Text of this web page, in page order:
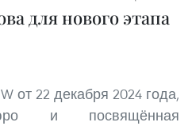
для нового этапа
от 22 декабря 2024 года,
и посвящённая